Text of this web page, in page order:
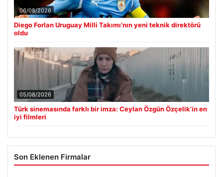
06/08/2026
Diego Forlan Uruguay Milli Takımı’nın yeni teknik direktörü
oldu
05/08/2026
Türk sinemasında farklı bir imza: Ceylan Özgün Özçelik’in en
iyi filmleri
Son Eklenen Firmalar